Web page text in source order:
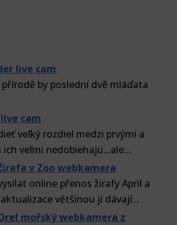
live cam
by poslední dvě mláďata
cam
veľký rozdiel medzi prvými a
veľmi nedobiehajú...ale...
v Zoo webkamera
online přenos žirafy April a
většinou jí dávají...
mořský webkamera z